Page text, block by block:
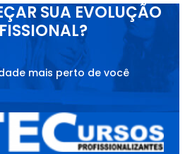
SUA EVOLUÇÃO
mais perto de você